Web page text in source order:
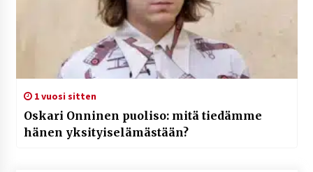
1 vuosi sitten
Oskari Onninen puoliso: mitä tiedämme
hänen yksityiselämästään?